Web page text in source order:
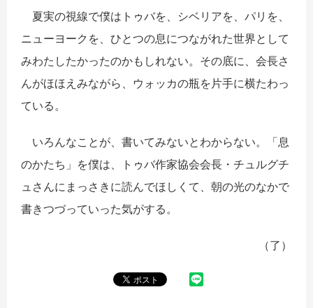
夏実の視線で僕はトゥバを、シベリアを、パリを、
ニューヨークを、ひとつの息につながれた世界として
みわたしたかったのかもしれない。その底に、会長さ
んがほほえみながら、ウォッカの瓶を片手に横たわっ
ている。
いろんなことが、書いてみないとわからない。「息
のかたち」を僕は、トゥバ作家協会会長・チュルグチ
ュさんにまっさきに読んでほしくて、朝の光のなかで
書きつづっていった気がする。
（了）